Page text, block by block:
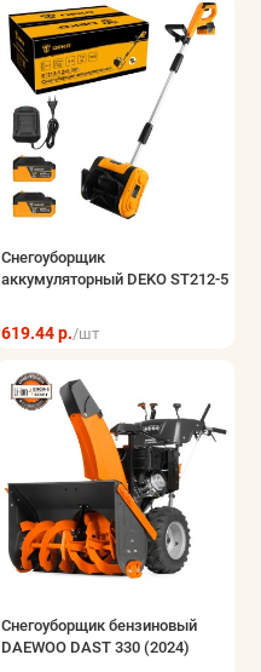
Снегоуборщик
аккумуляторный DEKO ST212-5
619.44 р./шт
Снегоуборщик бензиновый
DAEWOO DAST 330 (2024)